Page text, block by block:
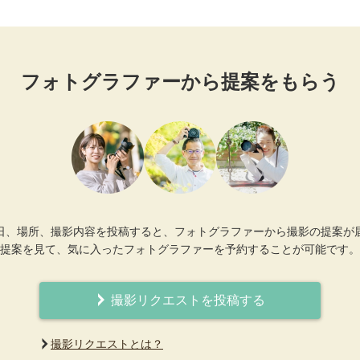
フォトグラファーから提案をもらう
、場所、撮影内容を投稿すると、フォトグラファーから撮影の提案が
提案を見て、気に入ったフォトグラファーを予約することが可能です。
撮影リクエストを投稿する
撮影リクエストとは？